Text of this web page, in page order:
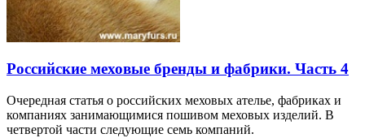
Российские меховые бренды и фабрики. Часть 4
Очередная статья о российских меховых ателье, фабриках и
компаниях занимающимися пошивом меховых изделий. В
четвертой части следующие семь компаний.